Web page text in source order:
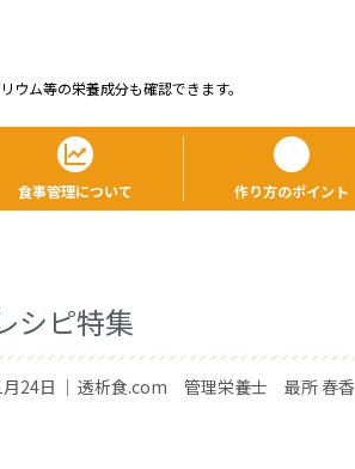
ム等の栄養成分も確認できます。
食事管理について 作り方のポイント
シピ特集
24日 ｜ 透析食.com 管理栄養士 最所 春香